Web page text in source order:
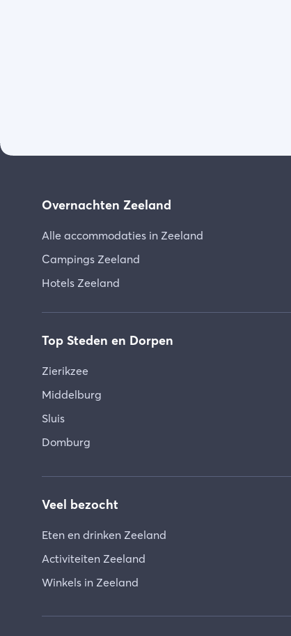
Overnachten Zeeland
Alle accommodaties in Zeeland
Campings Zeeland
Hotels Zeeland
Top Steden en Dorpen
Zierikzee
Middelburg
Sluis
Domburg
Veel bezocht
Eten en drinken Zeeland
Activiteiten Zeeland
Winkels in Zeeland